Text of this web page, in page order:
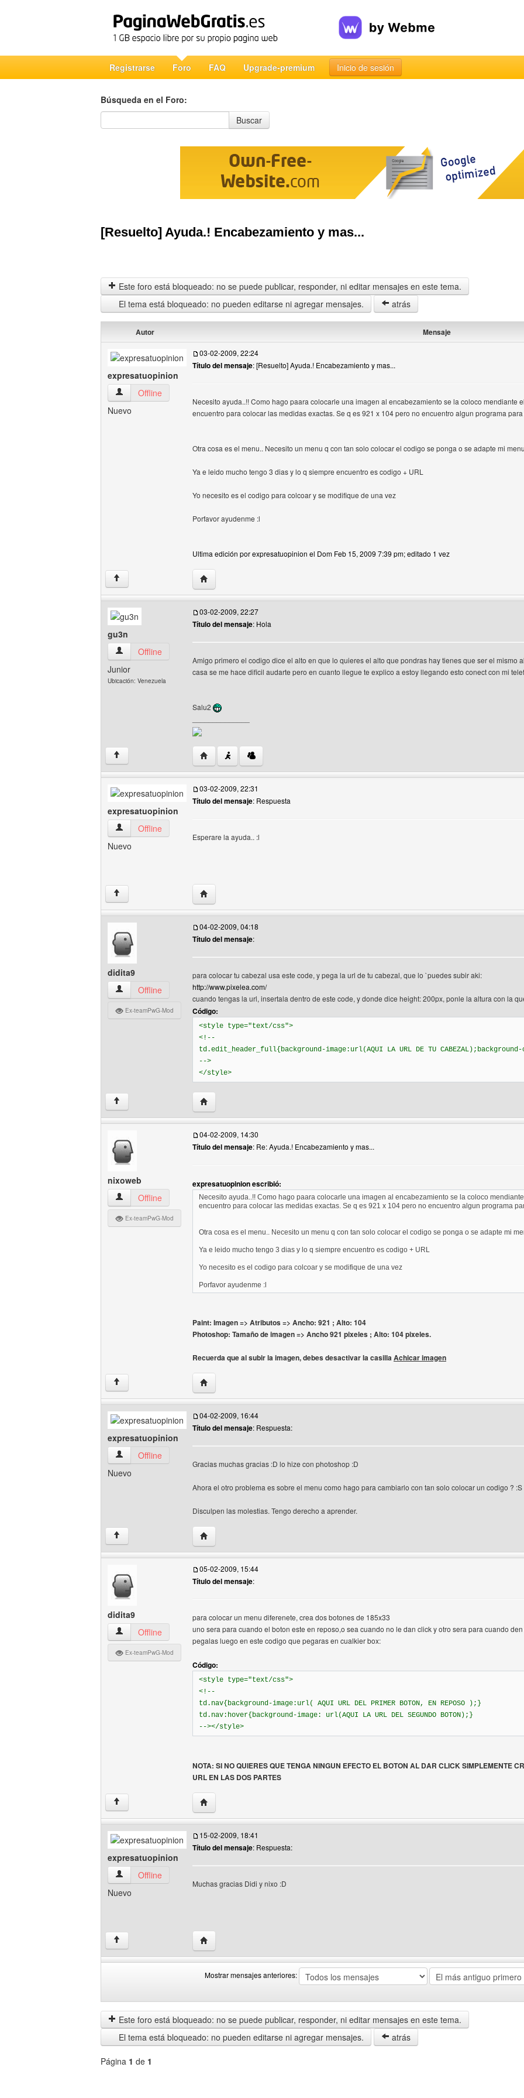
Registrarse Foro FAQ Upgrade-premium Inicio de sesión
Búsqueda en el Foro:
Búsqueda en el Foro
Buscar
[Resuelto] Ayuda.! Encabezamiento y mas...
Este foro está bloqueado: no se puede publicar, responder, ni editar mensajes en este tema.
El tema está bloqueado: no pueden editarse ni agregar mensajes.
atrás
Autor Mensaje
expresatuopinion
expresatuopinion Ver perfil del usuario
Offline
Nuevo
03-02-2009, 22:24
Título del mensaje: [Resuelto] Ayuda.! Encabezamiento y mas...
Necesito ayuda..!! Como hago paara colocarle una imagen al encabezamiento se la coloco mendiante
encuentro para colocar las medidas exactas. Se q es 921 x 104 pero no encuentro algun programa
Otra cosa es el menu.. Necesito un menu q con tan solo colocar el codigo se ponga o se adapte mi
Ya e leido mucho tengo 3 dias y lo q siempre encuentro es codigo + URL
Yo necesito es el codigo para colcoar y se modifique de una vez
Porfavor ayudenme :l
Ultima edición por expresatuopinion el Dom Feb 15, 2009 7:39 pm; editado 1 vez
↑ Visitar sitio web del autor: expresatuopinion
gu3n
gu3n Ver perfil del usuario
Offline
Junior
Ubicación: Venezuela
03-02-2009, 22:27
Título del mensaje: Hola
Amigo primero el codigo dice el alto en que lo quieres el alto que pondras hay tienes que ser el mismo
casa se me hace dificil audarte pero en cuanto llegue te explico a estoy llegando esto conect con mi
Salu2
↑ Visitar sitio web del autor: gu3n
expresatuopinion
expresatuopinion Ver perfil del usuario
Offline
Nuevo
03-02-2009, 22:31
Título del mensaje: Respuesta
Esperare la ayuda.. :l
↑ Visitar sitio web del autor: expresatuopinion
didita9
didita9 Ver perfil del usuario
Offline
Ex-teamPwG-Mod
04-02-2009, 04:18
Título del mensaje:
para colocar tu cabezal usa este code, y pega la url de tu cabezal, que lo `puedes subir aki:
http://www.pixelea.com/
cuando tengas la url, insertala dentro de este code, y donde dice height: 200px, ponle la altura con la
Código:
<style type="text/css">
<!--
td.edit_header_full{background-image:url(AQUI LA URL DE TU
-->
</style>
↑ Visitar sitio web del autor: didita9
nixoweb
nixoweb Ver perfil del usuario
Offline
Ex-teamPwG-Mod
04-02-2009, 14:30
Título del mensaje: Re: Ayuda.! Encabezamiento y mas...
expresatuopinion escribió:
Necesito ayuda..!! Como hago paara colocarle una imagen al encabezamiento se la coloco
encuentro para colocar las medidas exactas. Se q es 921 x 104 pero no encuentro algun programa
Otra cosa es el menu.. Necesito un menu q con tan solo colocar el codigo se ponga o se adapte mi
Ya e leido mucho tengo 3 dias y lo q siempre encuentro es codigo + URL
Yo necesito es el codigo para colcoar y se modifique de una vez
Porfavor ayudenme :l
Paint: Imagen => Atributos => Ancho: 921 ; Alto: 104
Photoshop: Tamaño de imagen => Ancho 921 pixeles ; Alto: 104 pixeles.
Recuerda que al subir la imagen, debes desactivar la casillaAchicar imagen
↑ Visitar sitio web del autor: nixoweb
expresatuopinion
expresatuopinion Ver perfil del usuario
Offline
Nuevo
04-02-2009, 16:44
Título del mensaje: Respuesta:
Gracias muchas gracias :D lo hize con photoshop :D
Ahora el otro problema es sobre el menu como hago para cambiarlo con tan solo colocar un codigo ? :S
Disculpen las molestias. Tengo derecho a aprender.
↑ Visitar sitio web del autor: expresatuopinion
didita9
didita9 Ver perfil del usuario
Offline
Ex-teamPwG-Mod
05-02-2009, 15:44
Título del mensaje:
para colocar un menu diferenete, crea dos botones de 185x33
uno sera para cuando el boton este en reposo,o sea cuando no le dan click y otro sera para cuando
pegalas luego en este codigo que pegaras en cualkier box:
Código:
<style type="text/css">
<!--
td.nav{background-image:url( AQUI URL DEL PRIMER BOTON, EN REPOSO );}
td.nav:hover{background-image: url(AQUI LA URL DEL SEGUNDO BOTON);}
--></style>
NOTA: SI NO QUIERES QUE TENGA NINGUN EFECTO EL BOTON AL DAR CLICK SIMPLEMENTE
URL EN LAS DOS PARTES
↑ Visitar sitio web del autor: didita9
expresatuopinion
expresatuopinion Ver perfil del usuario
Offline
Nuevo
15-02-2009, 18:41
Título del mensaje: Respuesta:
Muchas gracias Didi y nixo :D
↑ Visitar sitio web del autor: expresatuopinion
Mostrar mensajes anteriores:
mensajes
anteriores
by
Este foro está bloqueado: no se puede publicar, responder, ni editar mensajes en este tema.
El tema está bloqueado: no pueden editarse ni agregar mensajes.
atrás
Página 1 de 1